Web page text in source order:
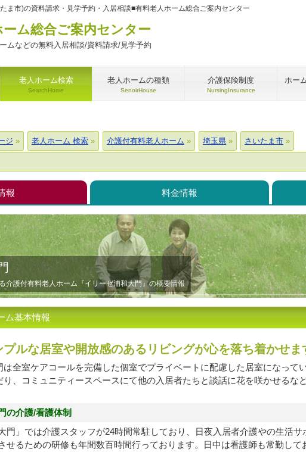
ま市)の資料請求・見学予約・入居相談■有料老人ホーム総合ご案内センター
ム総合ご案内センター
ムなどの無料入居相談/資料請求/見学予約
老人ホーム検索
SearchHome
老人ホームの種類
SenoirHouse
介護保険制度
NursingInsurance
ホー
ジ
老人ホーム 検索 介護付有料老人ホーム 埼玉県 さいたま市
報 料金情報
介護付有料老人ホーム『イリーゼ浦和大門』の概要情報
ム基本情報
ルな居室や開放感のあるリビングが心を落ち着かせま
は全室ケアコールを完備した個室でプライベートに配慮した居室になって
り、コミュニティースペースにて他の入居者たちと談話に花を咲かせるな
の介護/看護体制
門」では介護スタッフが24時間常駐しており、日夜入居者介護やの生活
せるための研修も年間数百時間行っております。日中は看護師も常勤して